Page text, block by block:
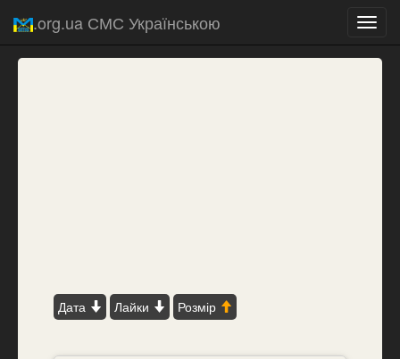
.org.ua СМС Українською
Дата Лайки Розмір